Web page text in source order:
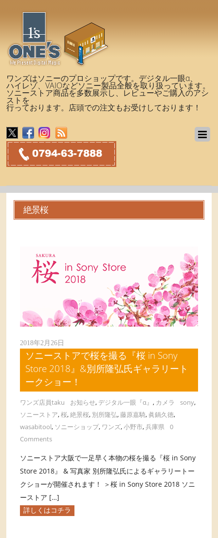
ワンズはソニーのプロショップです。デジタル一眼α、
ハイレゾ、VAIOなどソニー製品全般を取り扱っています。
ソニーストア商品を多数展示し、レビューやご購入のアシ
ストを
行っております。店頭での注文もお受けしております！
絶景桜
2018年2月26日
ソニーストアで桜を撮る『桜 in Sony
Store 2018』&別所隆弘氏ギャラリート
ークショー！
ワンズ店員taku お知らせ, デジタル一眼『α』 , カメラ sony,
ソニーストア,桜,絶景桜, 別所隆弘,藤原嘉騎, 眞鍋久徳,
wasabitool, ソニーショップ, ワンズ,小野市,兵庫県
0
Comments
ソニーストア大阪で一足早く本物の桜を撮る『桜 in Sony
Store 2018』 & 写真家 別所隆弘氏によるギャラリートー
クショーが開催されます！ ＞桜 in Sony Store 2018 ソニ
ーストア […]
詳しくはコチラ